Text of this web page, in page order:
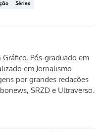
Séries
Pós-graduado em
em Jornalismo
por grandes redações
SRZD e Ultraverso.